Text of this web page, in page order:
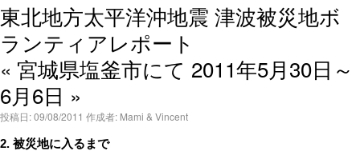
東北地方太平洋沖地震 津波被災地ボ
ランティアレポート
« 宮城県塩釜市にて 2011年5月30日～
6月6日 »
投稿日:09/08/2011 作成者: Mami & Vincent
2. 被災地に入るまで